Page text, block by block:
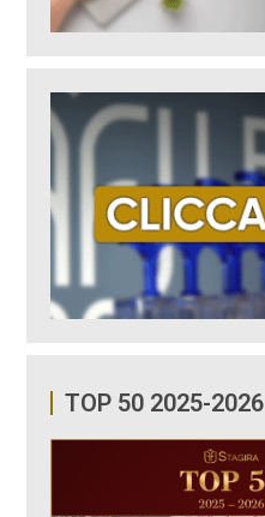
TOP 50 2025-2026